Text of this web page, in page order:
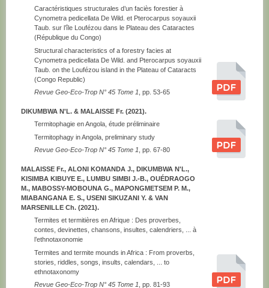
Caractéristiques structurales d’un faciès forestier à
Cynometra pedicellata De Wild. et Pterocarpus soyauxii
Taub. sur l’île Loufézou dans le Plateau des Cataractes
(République du Congo)
Structural characteristics of a forestry facies at
Cynometra pedicellata De Wild. and Pterocarpus soyauxii
Taub. on the Loufézou island in the Plateau of Cataracts
(Congo Republic)
Revue Geo-Eco-Trop N° 45 Tome 1 , pp. 53-65
DIKUMBWA N'L. & MALAISSE Fr. (2021).
Termitophagie en Angola, étude préliminaire
Termitophagy in Angola, preliminary study
Revue Geo-Eco-Trop N° 45 Tome 1 , pp. 67-80
MALAISSE Fr., ALONI KOMANDA J., DIKUMBWA N'L.,
KISIMBA KIBUYE E., LUMBU SIMBI J.-B., OUÉDRAOGO
M., MABOSSY-MOBOUNA G., MAPONGMETSEM P. M.,
MIABANGANA E. S., USENI SIKUZANI Y. & VAN
MARSENILLE Ch. (2021).
Termites et termitières en Afrique : Des proverbes,
contes, devinettes, chansons, insultes, calendriers, ... à
l’ethnotaxonomie
Termites and termite mounds in Africa : From proverbs,
stories, riddles, songs, insults, calendars, ... to
ethnotaxonomy
Revue Geo-Eco-Trop N° 45 Tome 1 , pp. 81-93